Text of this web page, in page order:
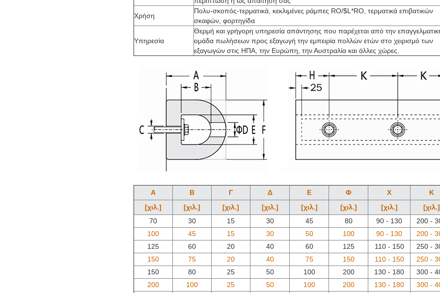
Χρήση
Πολυ-σκοπός-τερματικά, κεκλιμένες ράμπες RO/$L*RO, τερματικά επιβατικών
σκαφών, φορτηγίδα
Υπηρεσία
Θερμή και γρήγορη υπηρεσία απάντησης που παρέχεται από την
ομάδα πωλήσεων προς εξαγωγή την εμπειρία πολλών ετών στο χειρισμό των
εξαγωγών στις ΗΠΑ, την Ευρώπη, την Αυστραλία και άλλες χώρες.
Α Β Γ Δ Ε Φ Χ
Κ
[χιλ.]
[χιλ.] [χιλ.] [χιλ.] [χιλ.] [χιλ.] [χιλ.]
[χιλ.]
70
30 15 30 45 80 90 - 130
200 -
100
45 15 30 50 100 90 - 130
200 -
125
60 20 40 60 125 110 - 150
250 -
150
75 20 40 75 150 110 - 150
250 -
150
80 25 50 100 200 130 - 180
300 -
200
100 25 50 100 200 130 - 180
300 -